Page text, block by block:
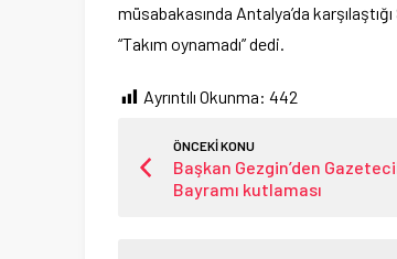
müsabakasında Antalya’da
“Takım oynamadı” dedi.
Ayrıntılı Okunma: 442
ÖNCEKİ KONU
Başkan Gezgin’den
Bayramı kutlaması